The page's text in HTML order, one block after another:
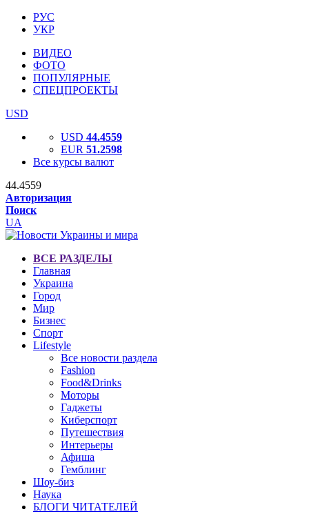
РУС
УКР
ВИДЕО
ФОТО
ПОПУЛЯРНЫЕ
СПЕЦПРОЕКТЫ
USD
USD 44.4559
EUR 51.2598
Все курсы валют
44.4559
Авторизация
Поиск
UA
ВСЕ РАЗДЕЛЫ
Главная
Украина
Город
Мир
Бизнес
Спорт
Lifestyle
Все новости раздела
Fashion
Food&Drinks
Моторы
Гаджеты
Киберспорт
Путешествия
Интерьеры
Афиша
Гемблинг
Шоу-биз
Наука
БЛОГИ ЧИТАТЕЛЕЙ